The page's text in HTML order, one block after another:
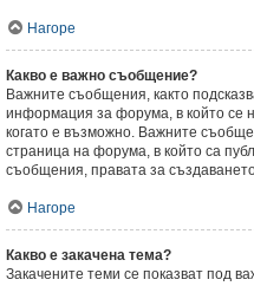
Нагоре
Какво е важно съобщение?
Важните съобщения, както
информация за форума, в който се
когато е възможно. Важните
страница на форума, в който са
съобщения, правата за
Нагоре
Какво е закачена тема?
Закачените теми се показват под